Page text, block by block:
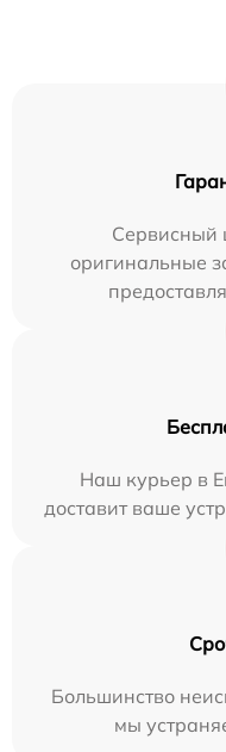
Сервисный
оригинальные
Наш курьер в
доставит ваше
Большинство
мы